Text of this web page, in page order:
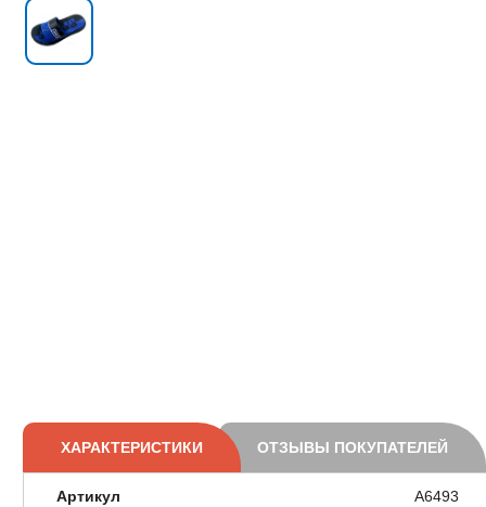
ХАРАКТЕРИСТИКИ ОТЗЫВЫ ПОКУПАТЕЛЕЙ
Артикул A6493